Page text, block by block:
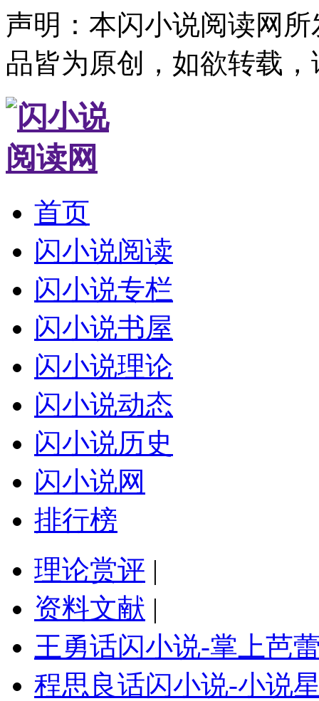
声明：本闪小说阅读网
品皆为原创，如欲转载
首页
闪小说阅读
闪小说专栏
闪小说书屋
闪小说理论
闪小说动态
闪小说历史
闪小说网
排行榜
理论赏评 |
资料文献 |
王勇话闪小说-掌上芭
程思良话闪小说-小说